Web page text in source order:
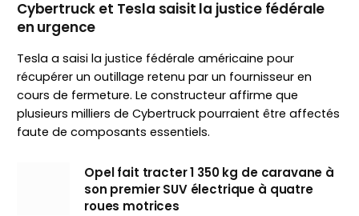
Cybertruck et Tesla saisit la justice fédérale
en urgence
Tesla a saisi la justice fédérale américaine pour
récupérer un outillage retenu par un fournisseur en
cours de fermeture. Le constructeur affirme que
plusieurs milliers de Cybertruck pourraient être affectés
faute de composants essentiels.
Opel fait tracter 1 350 kg de caravane à
son premier SUV électrique à quatre
roues motrices